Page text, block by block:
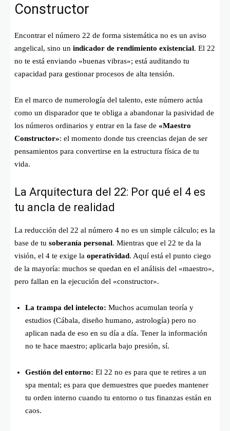
Constructor
Encontrar el número 22 de forma sistemática no es un aviso
angelical, sino un indicador de rendimiento existencial. El 22
no te está enviando «buenas vibras»; está auditando tu
capacidad para gestionar procesos de alta tensión.
En el marco de numerología del talento, este número actúa
como un disparador que te obliga a abandonar la pasividad de
los números ordinarios y entrar en la fase de «Maestro
Constructor»: el momento donde tus creencias dejan de ser
pensamientos para convertirse en la estructura física de tu
vida.
La Arquitectura del 22: Por qué el 4 es
tu ancla de realidad
La reducción del 22 al número 4 no es un simple cálculo; es la
base de tu soberanía personal. Mientras que el 22 te da la
visión, el 4 te exige la operatividad. Aquí está el punto ciego
de la mayoría: muchos se quedan en el análisis del «maestro»,
pero fallan en la ejecución del «constructor».
La trampa del intelecto: Muchos acumulan teoría y
estudios (Cábala, diseño humano, astrología) pero no
aplican nada de eso en su día a día. Tener la información
no te hace maestro; aplicarla bajo presión, sí.
Gestión del entorno: El 22 no es para que te retires a un
spa mental; es para que demuestres que puedes mantener
tu orden interno cuando tu entorno o tus finanzas están en
caos.